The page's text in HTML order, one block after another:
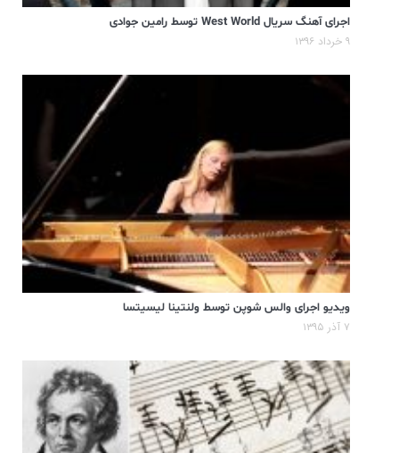
اجرای آهنگ سریال West World توسط رامین جوادی
۹ خرداد ۱۳۹۶
ویدیو اجرای والس شوپن توسط ولنتینا لیسیتسا
۷ آذر ۱۳۹۵